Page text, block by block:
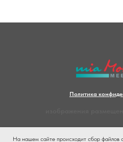
Политика
На нашем сайте происходит сбор файлов